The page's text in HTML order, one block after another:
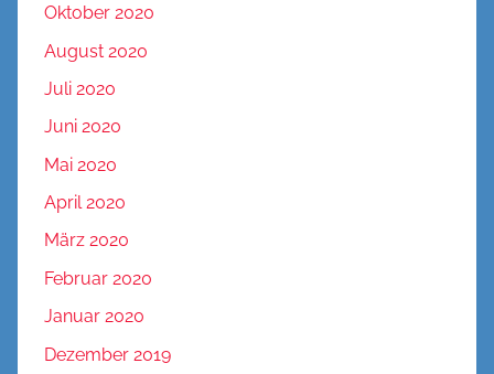
Oktober 2020
August 2020
Juli 2020
Juni 2020
Mai 2020
April 2020
März 2020
Februar 2020
Januar 2020
Dezember 2019